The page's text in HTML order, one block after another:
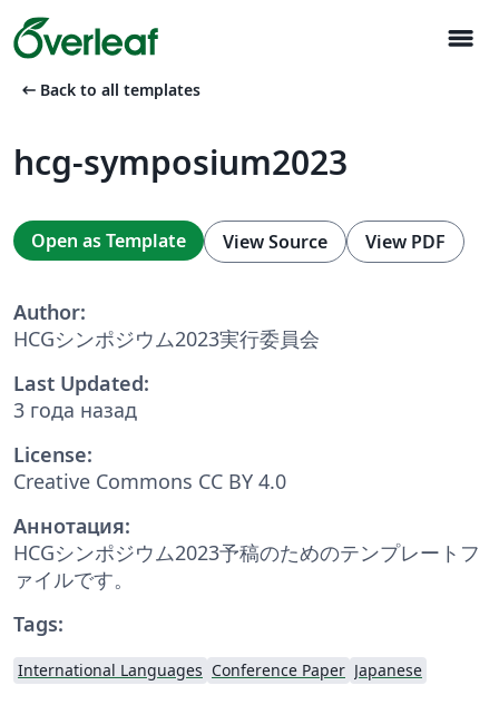
menu
arrow_left_alt Back to all templates
hcg-symposium2023
Open as Template View Source View PDF
Author:
HCGシンポジウム2023実行委員会
Last Updated:
3 года назад
License:
Creative Commons CC BY 4.0
Аннотация:
HCGシンポジウム2023予稿のためのテンプレートフ
ァイルです。
Tags:
International Languages Conference Paper Japanese